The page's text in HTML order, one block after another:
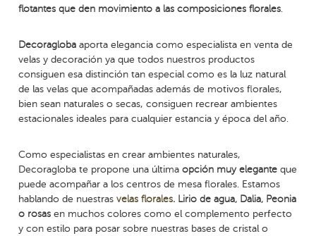
flotantes que den movimiento a las composiciones florales
Decoragloba aporta elegancia como especialista en venta de
velas y decoración ya que todos nuestros productos
consiguen esa distinción tan especial como es la luz natural
de las velas que acompañadas además de motivos florales,
bien sean naturales o secas, consiguen recrear ambientes
estacionales ideales para cualquier estancia y época del año.
Como especialistas en crear ambientes naturales,
Decoragloba te propone una últimaopción muy elegante que
puede acompañar a los centros de mesa florales. Estamos
hablando de nuestrasvelas florales. Lirio de agua, Dalia, Peonia
o rosas en muchos colores como el complemento perfecto
y con estilo para posar sobre nuestras bases de cristal o